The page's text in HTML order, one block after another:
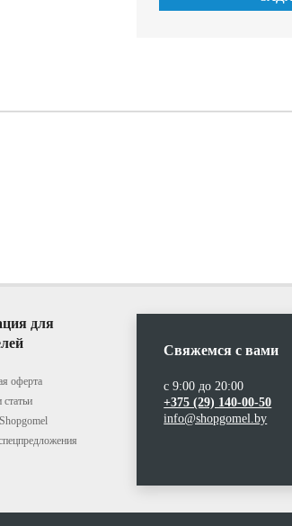
для
оферта
Свяжемся с вами
с 9:00 до 20:00
+375 (29) 140-00-50
info@shopgomel.by